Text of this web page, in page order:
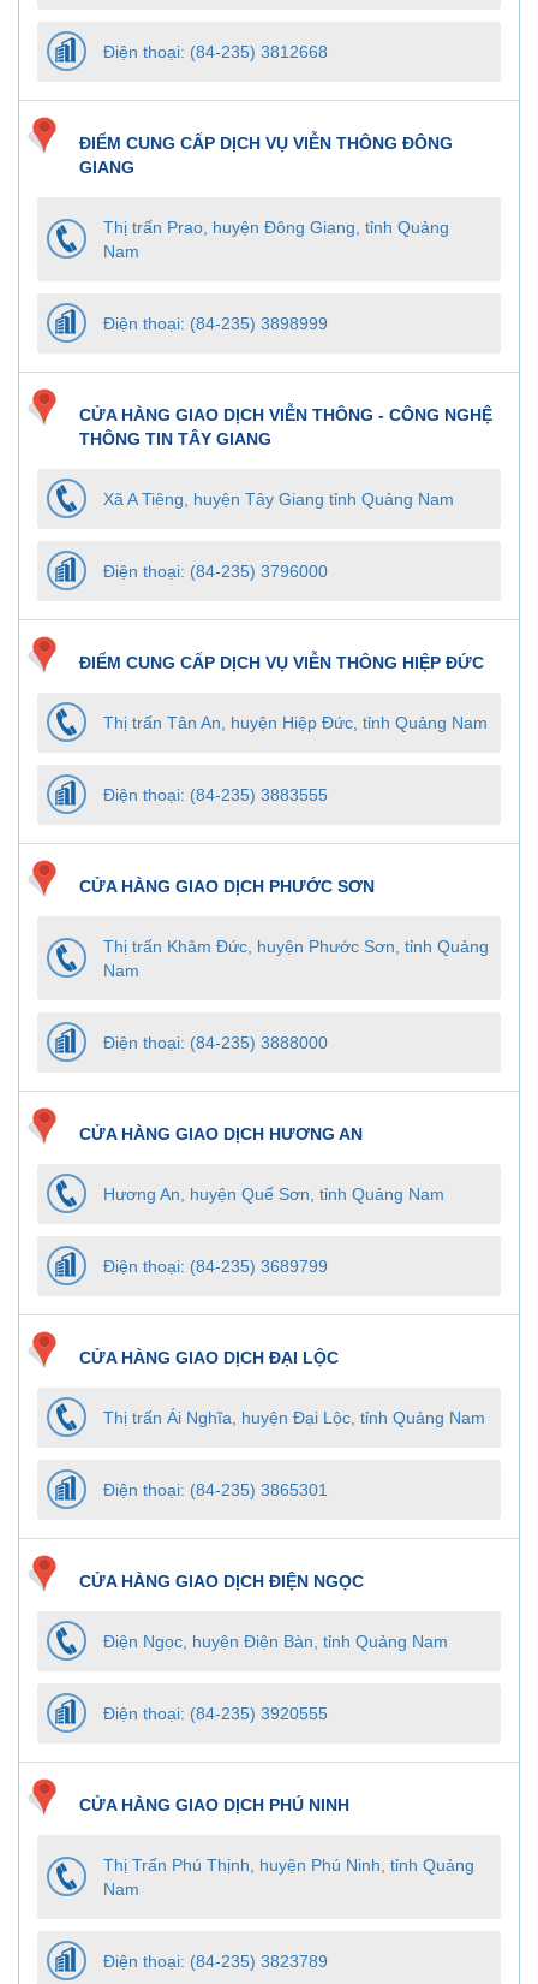
Điện thoại: (84-235) 3812668
ĐIỂM CUNG CẤP DỊCH VỤ VIỄN THÔNG ĐÔNG
GIANG
Thị trấn Prao, huyện Đông Giang, tỉnh Quảng
Nam
Điện thoại: (84-235) 3898999
CỬA HÀNG GIAO DỊCH VIỄN THÔNG - CÔNG NGHỆ
THÔNG TIN TÂY GIANG
Xã A Tiêng, huyện Tây Giang tỉnh Quảng Nam
Điện thoại: (84-235) 3796000
ĐIỂM CUNG CẤP DỊCH VỤ VIỄN THÔNG HIỆP ĐỨC
Thị trấn Tân An, huyện Hiệp Đức, tỉnh Quảng Nam
Điện thoại: (84-235) 3883555
CỬA HÀNG GIAO DỊCH PHƯỚC SƠN
Thị trấn Khâm Đức, huyện Phước Sơn, tỉnh Quảng
Nam
Điện thoại: (84-235) 3888000
CỬA HÀNG GIAO DỊCH HƯƠNG AN
Hương An, huyện Quế Sơn, tỉnh Quảng Nam
Điện thoại: (84-235) 3689799
CỬA HÀNG GIAO DỊCH ĐẠI LỘC
Thị trấn Ái Nghĩa, huyện Đại Lộc, tỉnh Quảng Nam
Điện thoại: (84-235) 3865301
CỬA HÀNG GIAO DỊCH ĐIỆN NGỌC
Điện Ngọc, huyện Điện Bàn, tỉnh Quảng Nam
Điện thoại: (84-235) 3920555
CỬA HÀNG GIAO DỊCH PHÚ NINH
Thị Trấn Phú Thịnh, huyện Phú Ninh, tỉnh Quảng
Nam
Điện thoại: (84-235) 3823789